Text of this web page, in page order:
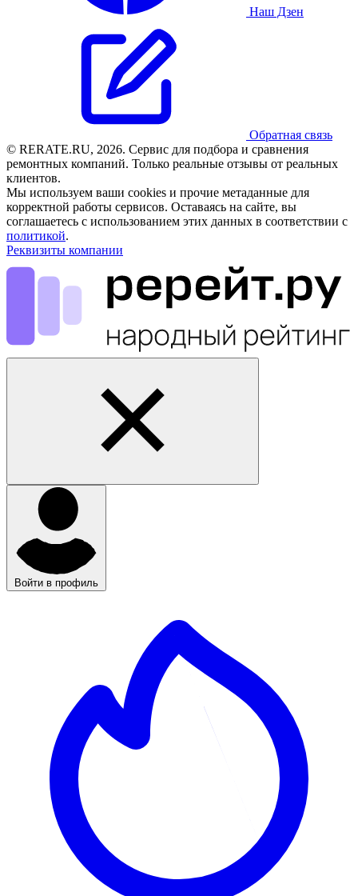
Наш Дзен
Обратная связь
© RERATE.RU, 2026. Сервис для подбора и сравнения
ремонтных компаний. Только реальные отзывы от реальных
клиентов.
Мы используем ваши cookies и прочие метаданные для
корректной работы сервисов. Оставаясь на сайте, вы
соглашаетесь с использованием этих данных в соответствии с
политикой.
Реквизиты компании
Войти в профиль